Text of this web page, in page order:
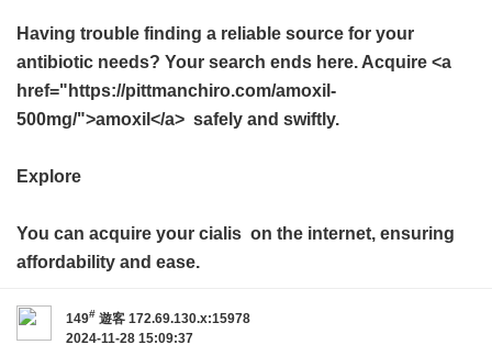
Having trouble finding a reliable source for your
antibiotic needs? Your search ends here. Acquire <a
href="https://pittmanchiro.com/amoxil-
500mg/">amoxil</a> safely and swiftly.
Explore
You can acquire your cialis on the internet, ensuring
affordability and ease.
149# 遊客 172.69.130.x:15978
2024-11-28 15:09:37